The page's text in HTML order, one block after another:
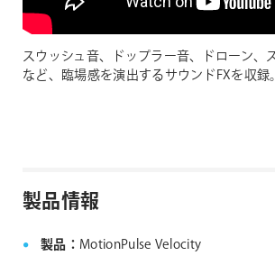
スウッシュ音、ドップラー音、ドローン、
など、臨場感を演出するサウンドFXを収録。
製品情報
製品： MotionPulse Velocity